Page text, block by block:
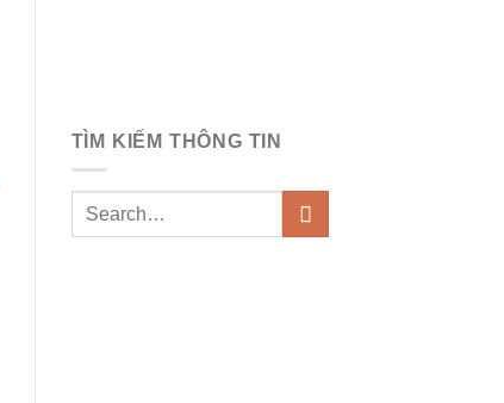
TÌM KIẾM THÔNG TIN